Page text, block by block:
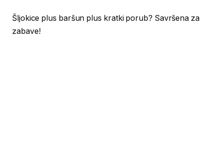
Šljokice plus baršun plus kratki porub? Savršena za
zabave!